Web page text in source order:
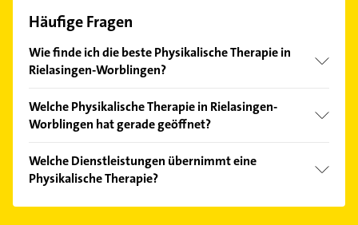
Häufige Fragen
Wie finde ich die beste Physikalische Therapie in
Rielasingen-Worblingen?
Kundenmeinungen und profitieren Sie von den
Empfehlungen. Die Suchergebnisse können Sie sich
Welche Physikalische Therapie in Rielasingen-
Worblingen hat gerade geöffnet?
Bitte beachten Sie, dass diese an Sonn- und
Feiertagen abweichen können.
Welche Dienstleistungen übernimmt eine
Physikalische Therapie?
Folgende Leistungen werden angeboten: